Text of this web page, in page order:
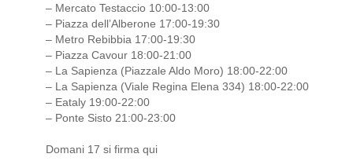
– Mercato Testaccio 10:00-13:00
– Piazza dell’Alberone 17:00-19:30
– Metro Rebibbia 17:00-19:30
– Piazza Cavour 18:00-21:00
– La Sapienza (Piazzale Aldo Moro) 18:00-22:00
– La Sapienza (Viale Regina Elena 334) 18:00-22:00
– Eataly 19:00-22:00
– Ponte Sisto 21:00-23:00
Domani 17 si firma qui